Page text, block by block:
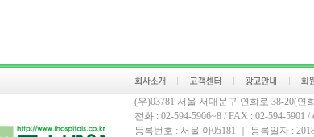
(우)03781 서울 서대문구 연희로 38-20(연
전화 : 02-594-5906~8 / FAX : 02-594-5901 /
등록번호 : 서울 아05181 ｜ 등록일자 :